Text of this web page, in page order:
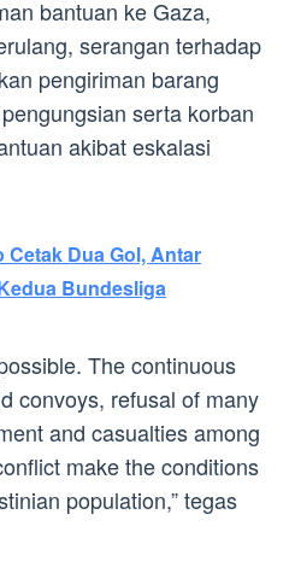
bantuan ke Gaza,
serangan terhadap
pengiriman barang
serta korban
akibat eskalasi
Cetak Dua Gol, Antar
Bundesliga
The continuous
convoys, refusal of many
and casualties among
make the conditions
population,” tegas